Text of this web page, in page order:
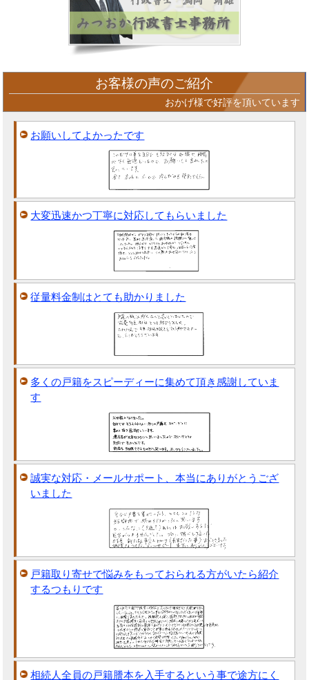
お客様の声のご紹介
おかげ様で好評を頂いています
お願いしてよかったです
大変迅速かつ丁寧に対応してもらいました
従量料金制はとても助かりました
多くの戸籍をスピーディーに集めて頂き感謝していま
す
誠実な対応・メールサポート、本当にありがとうござ
いました
戸籍取り寄せで悩みをもっておられる方がいたら紹介
するつもりです
相続人全員の戸籍謄本を入手するという事で途方にく